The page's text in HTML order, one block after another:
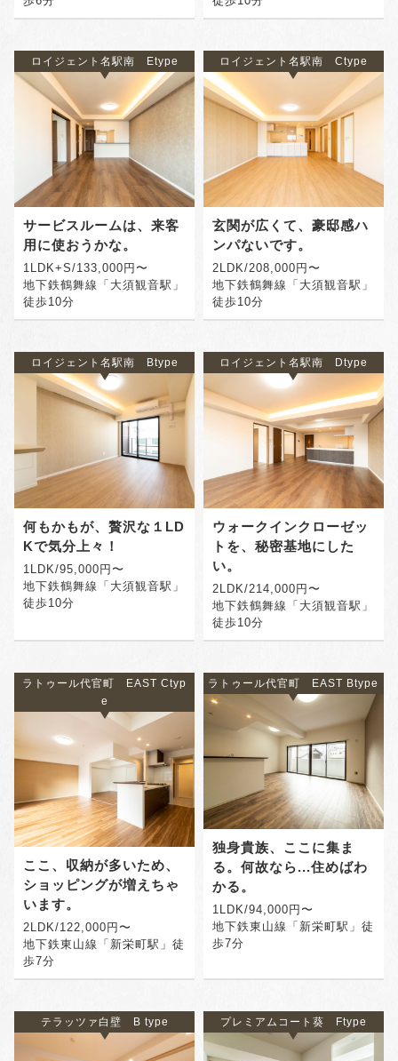
ロイジェント名駅南 Etype
サービスルームは、来客
用に使おうかな。
1LDK+S/133,000円〜
地下鉄鶴舞線「大須観音駅」
徒歩10分
ロイジェント名駅南 Ctype
玄関が広くて、豪邸感ハ
ンパないです。
2LDK/208,000円〜
地下鉄鶴舞線「大須観音駅」
徒歩10分
ロイジェント名駅南 Btype
何もかもが、贅沢な１LD
Kで気分上々！
1LDK/95,000円〜
地下鉄鶴舞線「大須観音駅」
徒歩10分
ロイジェント名駅南 Dtype
ウォークインクローゼッ
トを、秘密基地にした
い。
2LDK/214,000円〜
地下鉄鶴舞線「大須観音駅」
徒歩10分
ラトゥール代官町 EAST Ctyp
e
ここ、収納が多いため、
ショッピングが増えちゃ
います。
2LDK/122,000円〜
地下鉄東山線「新栄町駅」徒
歩7分
ラトゥール代官町 EAST Btype
独身貴族、ここに集ま
る。何故なら...住めばわ
かる。
1LDK/94,000円〜
地下鉄東山線「新栄町駅」徒
歩7分
テラッツァ白壁 B type プレミアムコート葵 Ftype